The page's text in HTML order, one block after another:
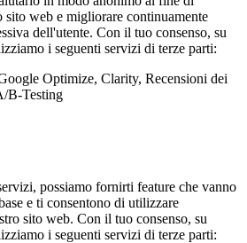
sito web e migliorare continuamente
dell'utente. Con il tuo consenso, su
i seguenti servizi di terze parti:
Optimize, Clarity, Recensioni dei
B-Testing
possiamo fornirti feature che vanno
e ti consentono di utilizzare
sito web. Con il tuo consenso, su
i seguenti servizi di terze parti: